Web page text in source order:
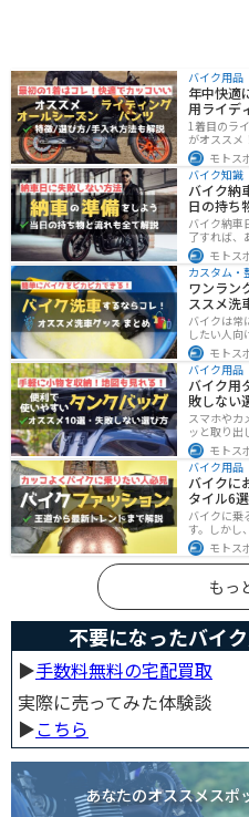
バイク用品
年中快適
用ライデ
1着目のラ
がオススメ
ツーリング
インに優れ
イクに乗り
モトス
バイク知識
バイク納
日の持ち
バイク納車
了すれば、
ている間に
当日に慌て
きましょう
モトス
カスタム・
ワンラン
ススメ洗
バイクは常
したい人向
ッズを紹介
出すワック
しようと思
モトス
バイク用品
バイク用
敗しない
スマホやカ
ッと取り出
中でも簡単
吸盤でつけ
はベルトを
モトス
バイク用品
バイクに
タイル6
バイクに乗
す。しかし
ないですよ
歩きたいも
め、王道か
ファッショ
モトス
もっ
不要になったバイ
▶︎手数料無料の宅配買取
実際に売ってみた体験談
▶︎こちら
あなたのオススメスポ